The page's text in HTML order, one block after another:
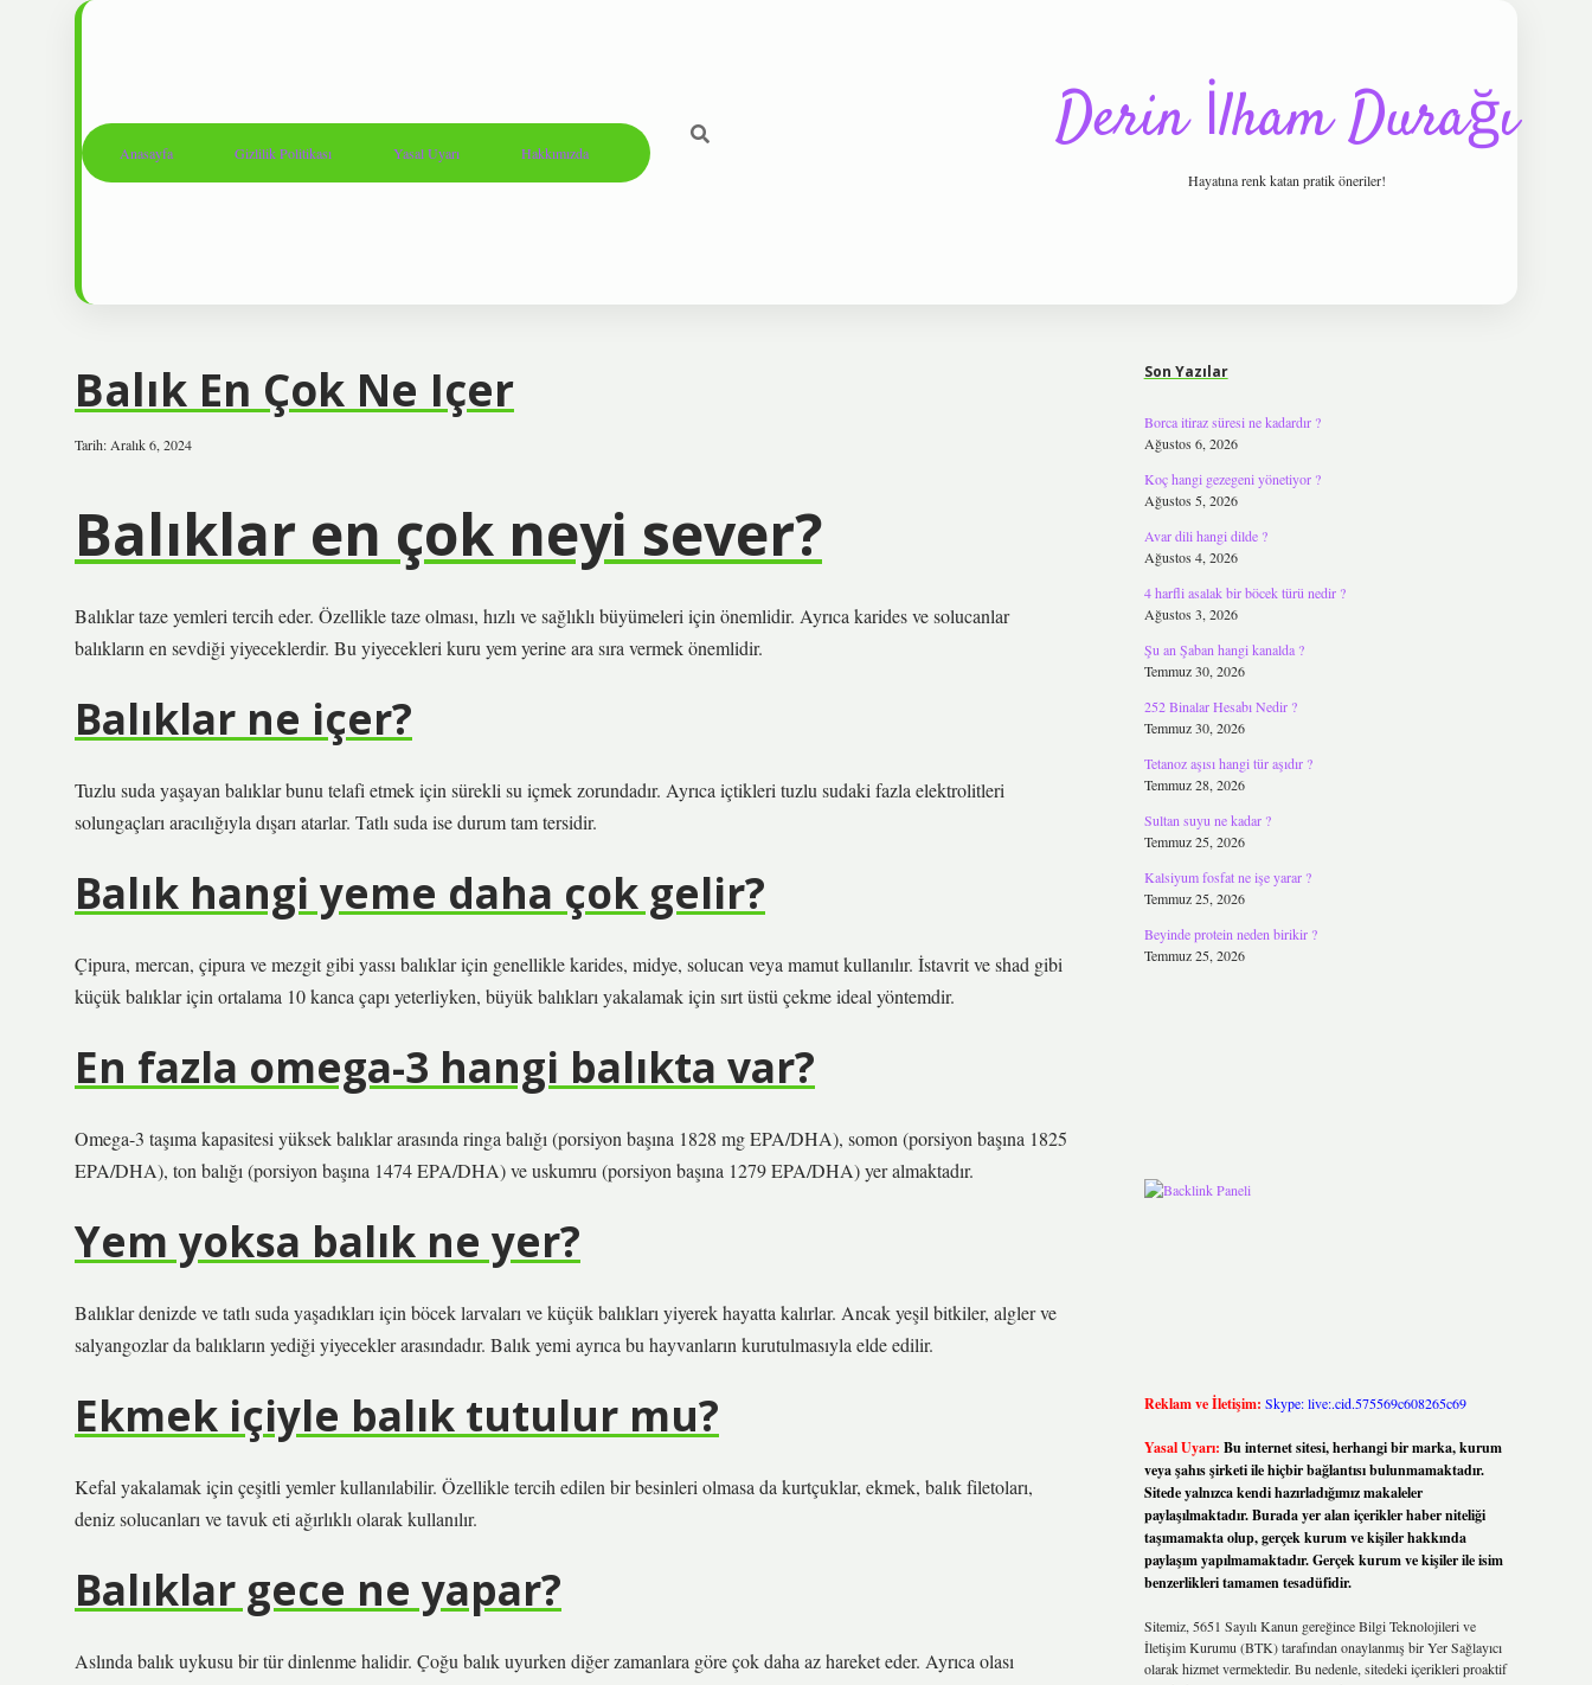
Anasayfa Gizlilik Politikası Yasal Uyarı Hakkımızda Derin İlham Durağı
Hayatına renk katan pratik öneriler!
Balık En Çok Ne Içer
Tarih: Aralık 6, 2024
Balıklar en çok neyi sever?
Balıklar taze yemleri tercih eder. Özellikle taze olması, hızlı ve sağlıklı büyümeleri için önemlidir. Ayrıca karides ve solucanlar
balıkların en sevdiği yiyeceklerdir. Bu yiyecekleri kuru yem yerine ara sıra vermek önemlidir.
Balıklar ne içer?
Tuzlu suda yaşayan balıklar bunu telafi etmek için sürekli su içmek zorundadır. Ayrıca içtikleri tuzlu sudaki fazla elektrolitleri
solungaçları aracılığıyla dışarı atarlar. Tatlı suda ise durum tam tersidir.
Balık hangi yeme daha çok gelir?
Çipura, mercan, çipura ve mezgit gibi yassı balıklar için genellikle karides, midye, solucan veya mamut kullanılır. İstavrit ve shad gibi
küçük balıklar için ortalama 10 kanca çapı yeterliyken, büyük balıkları yakalamak için sırt üstü çekme ideal yöntemdir.
En fazla omega-3 hangi balıkta var?
Omega-3 taşıma kapasitesi yüksek balıklar arasında ringa balığı (porsiyon başına 1828 mg EPA/DHA), somon (porsiyon başına 1825
EPA/DHA), ton balığı (porsiyon başına 1474 EPA/DHA) ve uskumru (porsiyon başına 1279 EPA/DHA) yer almaktadır.
Yem yoksa balık ne yer?
Balıklar denizde ve tatlı suda yaşadıkları için böcek larvaları ve küçük balıkları yiyerek hayatta kalırlar. Ancak yeşil bitkiler, algler ve
salyangozlar da balıkların yediği yiyecekler arasındadır. Balık yemi ayrıca bu hayvanların kurutulmasıyla elde edilir.
Ekmek içiyle balık tutulur mu?
Kefal yakalamak için çeşitli yemler kullanılabilir. Özellikle tercih edilen bir besinleri olmasa da kurtçuklar, ekmek, balık filetoları,
deniz solucanları ve tavuk eti ağırlıklı olarak kullanılır.
Balıklar gece ne yapar?
Aslında balık uykusu bir tür dinlenme halidir. Çoğu balık uyurken diğer zamanlara göre çok daha az hareket eder. Ayrıca olası
Son Yazılar
Borca itiraz süresi ne kadardır ?
Ağustos 6, 2026
Koç hangi gezegeni yönetiyor ?
Ağustos 5, 2026
Avar dili hangi dilde ?
Ağustos 4, 2026
4 harfli asalak bir böcek türü nedir ?
Ağustos 3, 2026
Şu an Şaban hangi kanalda ?
Temmuz 30, 2026
252 Binalar Hesabı Nedir ?
Temmuz 30, 2026
Tetanoz aşısı hangi tür aşıdır ?
Temmuz 28, 2026
Sultan suyu ne kadar ?
Temmuz 25, 2026
Kalsiyum fosfat ne işe yarar ?
Temmuz 25, 2026
Beyinde protein neden birikir ?
Temmuz 25, 2026
Reklam ve İletişim: Skype: live:.cid.575569c608265c69
Yasal Uyarı: Bu internet sitesi, herhangi bir marka, kurum
veya şahıs şirketi ile hiçbir bağlantısı bulunmamaktadır.
Sitede yalnızca kendi hazırladığımız makaleler
paylaşılmaktadır. Burada yer alan içerikler haber niteliği
taşımamakta olup, gerçek kurum ve kişiler hakkında
paylaşım yapılmamaktadır. Gerçek kurum ve kişiler ile isim
benzerlikleri tamamen tesadüfidir.
Sitemiz, 5651 Sayılı Kanun gereğince Bilgi Teknolojileri ve
İletişim Kurumu (BTK) tarafından onaylanmış bir Yer Sağlayıcı
olarak hizmet vermektedir. Bu nedenle, sitedeki içerikleri proaktif